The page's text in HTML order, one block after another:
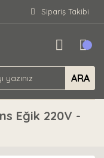
Sipariş Takibi
ARA
Eğik 220V -